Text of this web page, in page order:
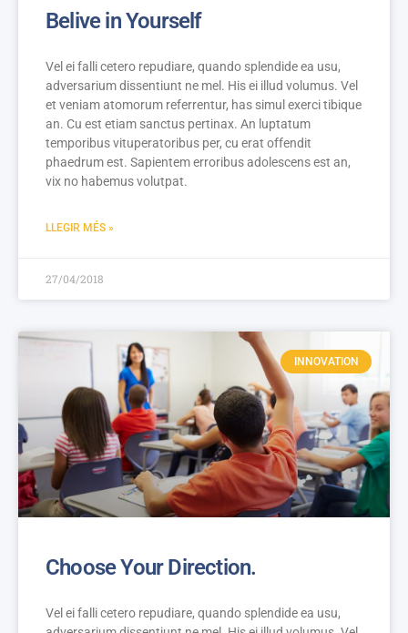
Belive in Yourself
Vel ei falli cetero repudiare, quando splendide ea usu,
adversarium dissentiunt ne mel. His ei illud volumus. Vel
et veniam atomorum referrentur, has simul exerci tibique
an. Cu est etiam sanctus pertinax. An luptatum
temporibus vituperatoribus per, cu erat offendit
phaedrum est. Sapientem erroribus adolescens est an,
vix no habemus volutpat.
LLEGIR MÉS »
27/04/2018
INNOVATION
Choose Your Direction.
Vel ei falli cetero repudiare, quando splendide ea usu,